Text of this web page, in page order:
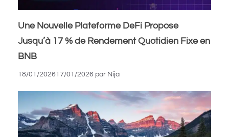
Une Nouvelle Plateforme DeFi Propose
Jusqu’à 17 % de Rendement Quotidien Fixe en
BNB
18/01/202617/01/2026 par Nija